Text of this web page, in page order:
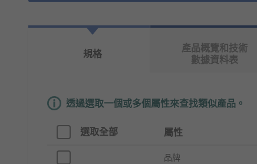
規格
產品概覽和技術
數據資料表
透過選取一個或多個屬性來查找類似產品。
選取全部 屬性
品牌